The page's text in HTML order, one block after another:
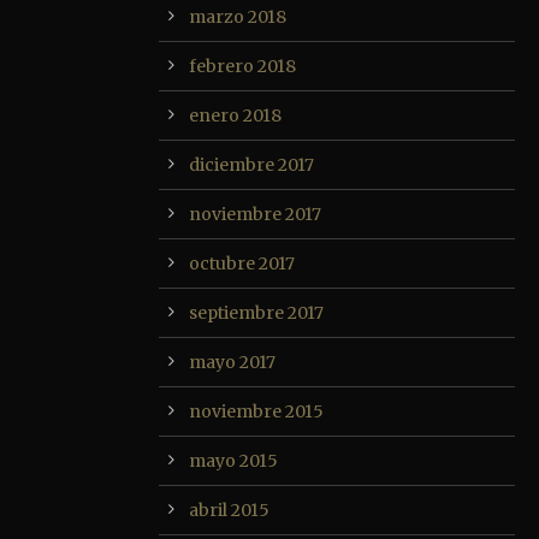
marzo 2018
febrero 2018
enero 2018
diciembre 2017
noviembre 2017
octubre 2017
septiembre 2017
mayo 2017
noviembre 2015
mayo 2015
abril 2015